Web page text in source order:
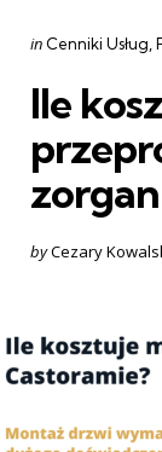
Categories
Posted
in Cenniki Usług
Ile
Posted
byCezary